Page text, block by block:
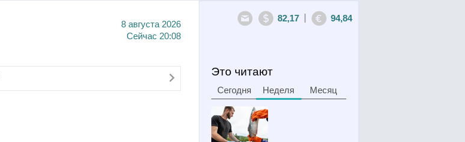
8 августа 2026
Сейчас 20:08
82,17 94,84
Это читают
Сегодня Неделя Месяц